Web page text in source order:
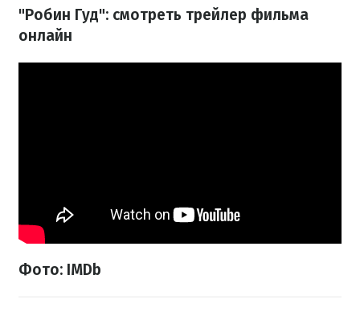
"Робин Гуд": смотреть трейлер фильма
онлайн
Фото: IMDb